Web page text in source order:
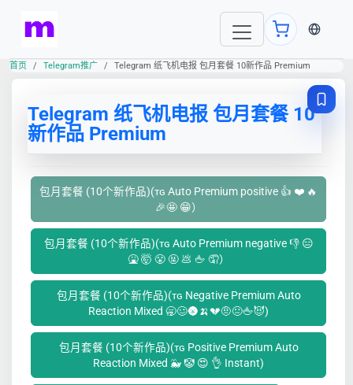
当前语
首页 Telegram推广 Telegram 纸飞机电报 包月套餐 10新作品 Premium
Telegram 纸飞机电报 包月套餐 10
新作品 Premium
包月套餐 (10个新作品)(ᴛɢ Auto Premium positive 👍 ❤️ 🔥
🎉🤩 😁）
包月套餐 (10个新作品)(ᴛɢ Auto Premium negative 👎 😑
🤮 🤯 😤 🤬 💩 🖕 🤦）
包月套餐 (10个新作品)(ᴛɢ Negative Premium Auto
Reaction Mixed 🥱🥴🌚🍌💔🤨😐🖕😈)
包月套餐 (10个新作品)(ᴛɢ Positive Premium Auto
Reaction Mixed 🐳 🤡 😍 👌 Instant)